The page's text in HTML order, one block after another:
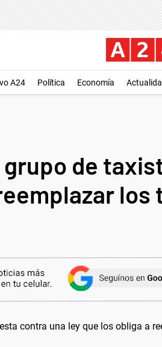
A24 Política Economía
de